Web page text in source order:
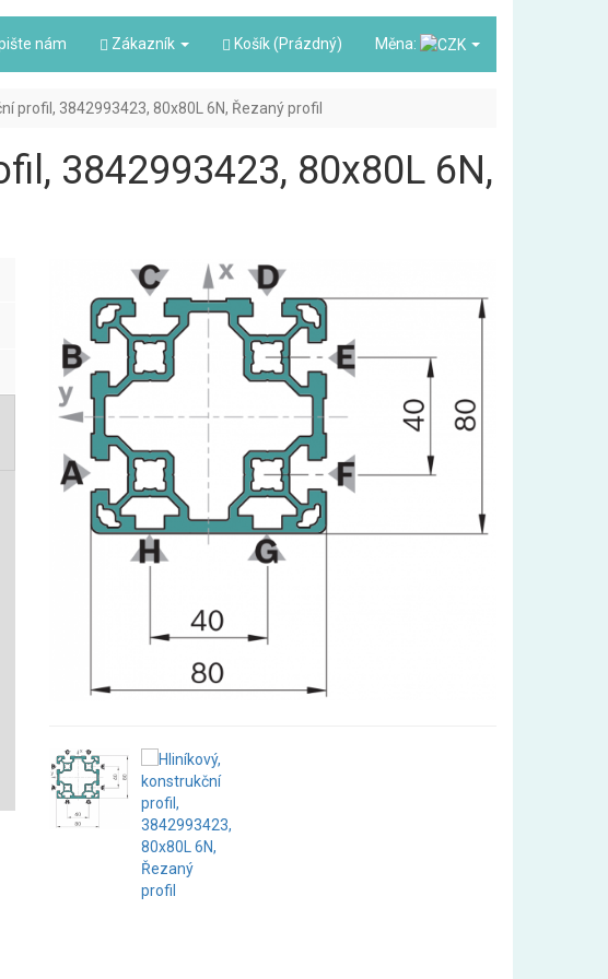
nám Zákazník Košík (Prázdný) Měna:
profil, 3842993423, 80x80L 6N, Řezaný profil
3842993423, 80x80L 6N,